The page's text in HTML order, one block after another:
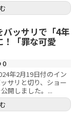
ッサリで「4年
！「罪な可愛
0
年2月19日付のイン
サリと切り、ショー
開しました。...